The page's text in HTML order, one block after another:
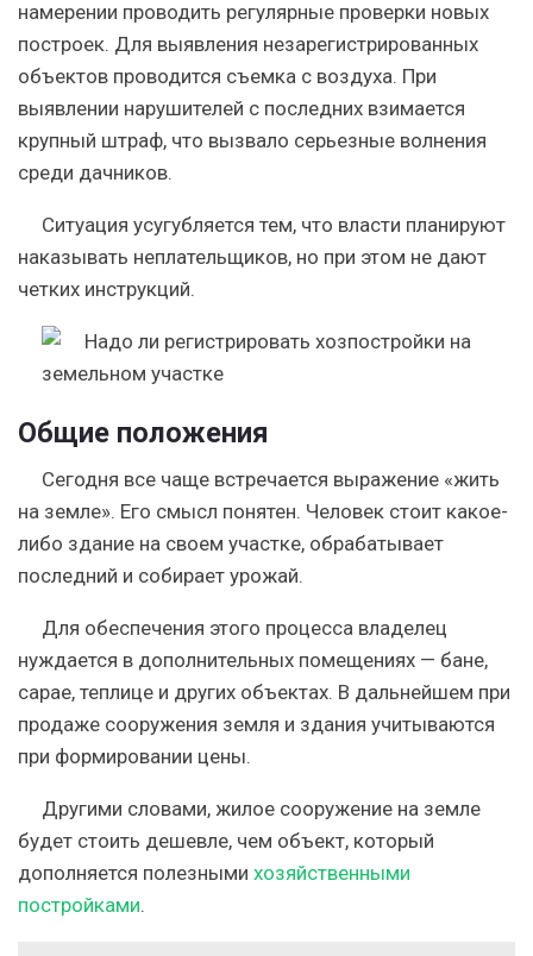
намерении проводить регулярные проверки новых
построек. Для выявления незарегистрированных
объектов проводится съемка с воздуха. При
выявлении нарушителей с последних взимается
крупный штраф, что вызвало серьезные волнения
среди дачников.
Ситуация усугубляется тем, что власти планируют
наказывать неплательщиков, но при этом не дают
четких инструкций.
Общие положения
Сегодня все чаще встречается выражение «жить
на земле». Его смысл понятен. Человек стоит какое-
либо здание на своем участке, обрабатывает
последний и собирает урожай.
Для обеспечения этого процесса владелец
нуждается в дополнительных помещениях — бане,
сарае, теплице и других объектах. В дальнейшем при
продаже сооружения земля и здания учитываются
при формировании цены.
Другими словами, жилое сооружение на земле
будет стоить дешевле, чем объект, который
дополняется полезными хозяйственными
постройками.